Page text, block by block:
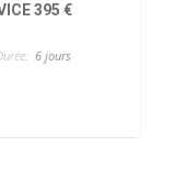
395 €
6 jours